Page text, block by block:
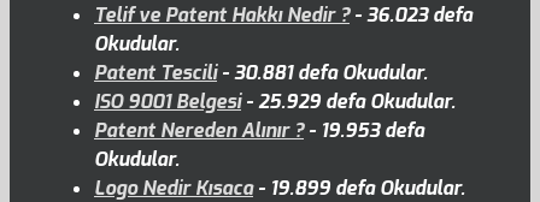
Telif ve Patent Hakkı Nedir ?- 36.023 defa
Okudular.
Patent Tescili- 30.881 defa Okudular.
ISO 9001 Belgesi- 25.929 defa Okudular.
Patent Nereden Alınır ?- 19.953 defa
Okudular.
Logo Nedir Kısaca- 19.899 defa Okudular.